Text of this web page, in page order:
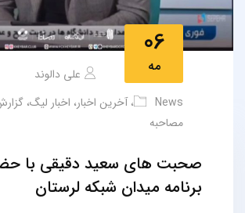
06
مه
علی دالوند
News
،آخرین اخبار، اخبار لیگ،
مصاحبه
صحبت های سعید دقیقی با
برنامه میدان شبکه لرستان